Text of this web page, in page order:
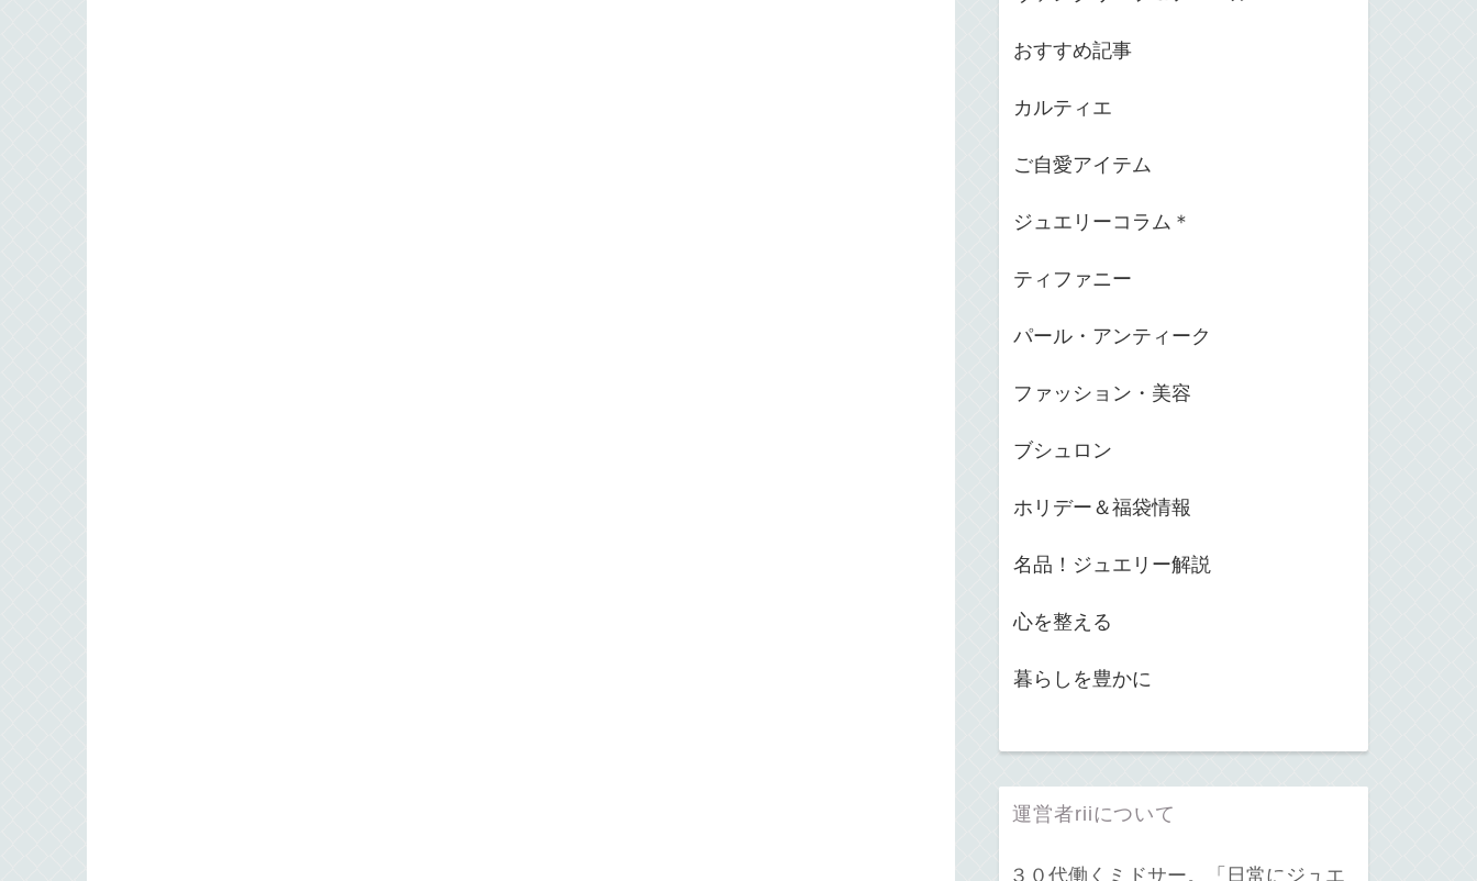
おすすめ記事
カルティエ
ご自愛アイテム
ジュエリーコラム＊
ティファニー
パール・アンティーク
ファッション・美容
ブシュロン
ホリデー＆福袋情報
名品！ジュエリー解説
心を整える
暮らしを豊かに
運営者riiについて
３０代働くミドサー。「日常にジュエ